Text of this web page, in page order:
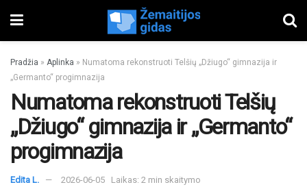
Pradžia » Aplinka » Numatoma rekonstruoti Telšių „Džiugo“ gimnazija ir
„Germanto“ progimnazija
Numatoma rekonstruoti Telšių
„Džiugo“ gimnazija ir „Germanto“
progimnazija
Edita L. 2026-06-05 Laikas: 2 min skaitymo